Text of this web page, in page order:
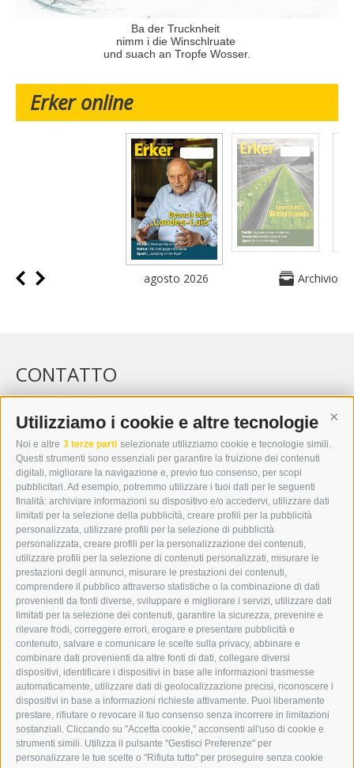
Utilizziamo i cookie e altre tecnologie
Noi e altre 3 terze parti selezionate utilizziamo cookie e tecnologie simili.
Questi strumenti sono essenziali per garantire la fruizione dei contenuti
digitali, migliorare la navigazione e, previo tuo consenso, per scopi
pubblicitari. Ad esempio, potremmo utilizzare i tuoi dati per le seguenti
finalità: archiviare informazioni su dispositivo e/o accedervi, utilizzare dati
limitati per la selezione della pubblicità, creare profili per la pubblicità
personalizzata, utilizzare profili per la selezione di pubblicità
personalizzata, creare profili per la personalizzazione dei contenuti,
utilizzare profili per la selezione di contenuti personalizzati, misurare le
prestazioni degli annunci, misurare le prestazioni dei contenuti,
comprendere il pubblico attraverso statistiche o la combinazione di dati
provenienti da fonti diverse, sviluppare e migliorare i servizi, utilizzare dati
limitati per la selezione dei contenuti, garantire la sicurezza, prevenire e
rilevare frodi, correggere errori, erogare e presentare pubblicità e
contenuto, salvare e comunicare le scelte sulla privacy, abbinare e
combinare dati provenienti da altre fonti di dati, collegare diversi
dispositivi, identificare i dispositivi in base alle informazioni trasmesse
automaticamente, utilizzare dati di geolocalizzazione precisi, riconoscere i
dispositivi in base a informazioni richieste attivamente. Puoi liberamente
prestare, rifiutare o revocare il tuo consenso senza incorrere in limitazioni
sostanziali. Cliccando su "Accetta cookie," acconsenti all'uso di cookie e
strumenti simili. Utilizza il pulsante "Gestisci Preferenze" per
personalizzare le tue scelte o "Rifiuta tutto" per proseguire senza cookie
Ba der Trucknheit
nimm i die Winschlruate
und suach an Tropfe Wosser.
Erker online
agosto 2026 Archivio
CONTATTO
WIPP-MEDIA GMBH
DER ERKER
I-39049 VIPITENO
TEL.: +39 0472 766876
GRAFIK@DERERKER.IT
INFO@DERERKER.IT
BARBARA.FONTANA@DERERKER.IT
ERKER
PUBBLICITÀ NELL’ERKER
PUBBLICITÀ ONLINE
ADDEBITO DIRETTO SEPA
REGOLAMENTO COMMENTI
ONLINE VOTING
SERVICE
EVENTI
ANNUNCI
LINK UTILI